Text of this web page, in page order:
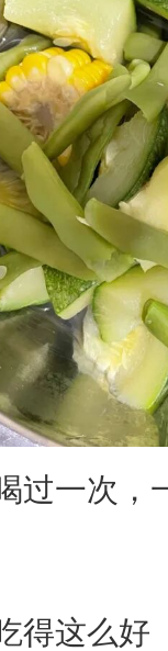
过一次，
得这么好